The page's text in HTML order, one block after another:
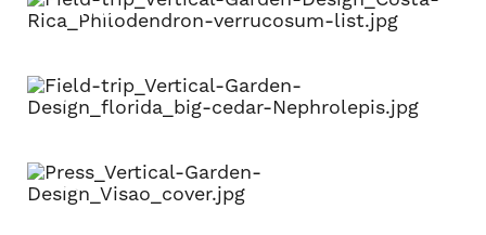
COSTA RICA
FLORIDA
VISÃO